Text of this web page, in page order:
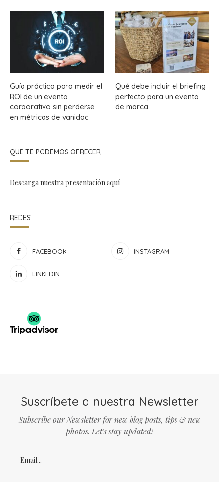
Guía práctica para medir el
ROI de un evento
corporativo sin perderse
en métricas de vanidad
Qué debe incluir el briefing
perfecto para un evento
de marca
QUÉ TE PODEMOS OFRECER
Descarga nuestra presentaciónaquí
REDES
FACEBOOK INSTAGRAM
LINKEDIN
Suscríbete a nuestra Newsletter
Subscribe our Newsletter for new blog posts, tips & new
photos. Let's stay updated!